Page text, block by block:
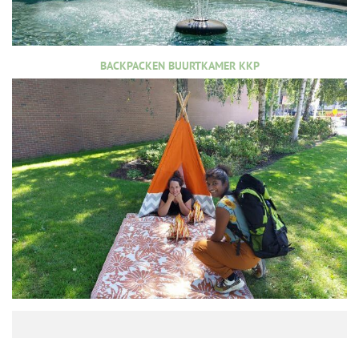
BACKPACKEN BUURTKAMER KKP